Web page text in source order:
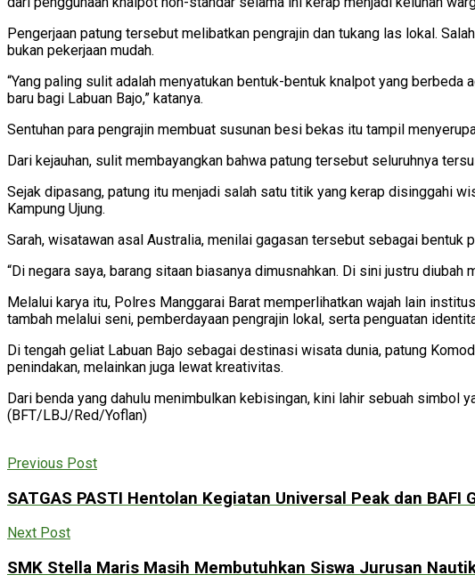
Pengerjaan patung tersebut melibatkan pengrajin dan tukang las lokal.
bukan pekerjaan mudah.
“Yang paling sulit adalah menyatukan bentuk-bentuk knalpot yang
baru bagi Labuan Bajo,” katanya.
Sentuhan para pengrajin membuat susunan besi bekas itu tampil
Dari kejauhan, sulit membayangkan bahwa patung tersebut seluruhnya
Sejak dipasang, patung itu menjadi salah satu titik yang kerap disinggahi
Kampung Ujung.
Sarah, wisatawan asal Australia, menilai gagasan tersebut sebagai bentuk
“Di negara saya, barang sitaan biasanya dimusnahkan. Di sini justru
Melalui karya itu, Polres Manggarai Barat memperlihatkan wajah lain
tambah melalui seni, pemberdayaan pengrajin lokal, serta penguatan
Di tengah geliat Labuan Bajo sebagai destinasi wisata dunia, patung
penindakan, melainkan juga lewat kreativitas.
Dari benda yang dahulu menimbulkan kebisingan, kini lahir sebuah simbol
(BFT/LBJ/Red/Yoflan)
Previous Post
SATGAS PASTI Hentolan Kegiatan Universal Peak dan BAFI
Next Post
SMK Stella Maris Masih Membutuhkan Siswa Jurusan